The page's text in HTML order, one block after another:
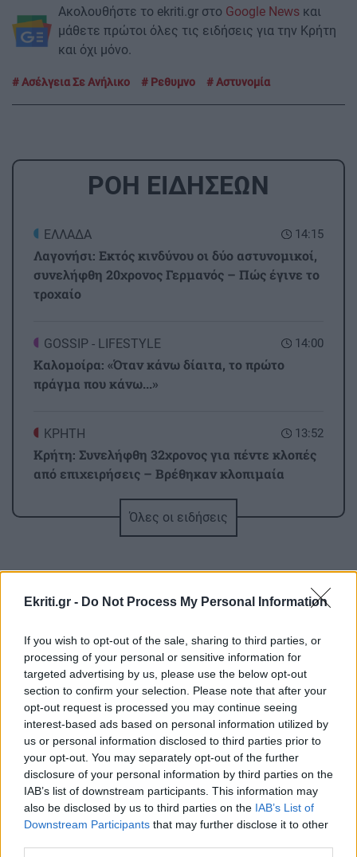
Ekriti.gr - Do Not Process My Personal Information
If you wish to opt-out of the sale, sharing to third parties, or
processing of your personal or sensitive information for
targeted advertising by us, please use the below opt-out
section to confirm your selection. Please note that after your
opt-out request is processed you may continue seeing
interest-based ads based on personal information utilized by
us or personal information disclosed to third parties prior to
your opt-out. You may separately opt-out of the further
disclosure of your personal information by third parties on the
IAB’s list of downstream participants. This information may
also be disclosed by us to third parties on the IAB’s List of
Downstream Participants that may further disclose it to other
Ακολουθήστε το ekriti.gr στο Google News και
μάθετε πρώτοι όλες τις ειδήσεις για την Κρήτη
και όχι μόνο.
Ασέλγεια Σε Ανήλικο Ρεθυμνο Αστυνομία
ΡΟΗ ΕΙΔΗΣΕΩΝ
14:15
ΕΛΛΑΔΑ
Λαγονήσι: Εκτός κινδύνου οι δύο αστυνομικοί,
συνελήφθη 20χρονος Γερμανός – Πώς έγινε το
τροχαίο
14:00
GOSSIP - LIFESTYLE
Καλομοίρα: «Όταν κάνω δίαιτα, το πρώτο
πράγμα που κάνω...»
13:52
ΚΡΗΤΗ
Κρήτη: Συνελήφθη 32χρονος για πέντε κλοπές
από επιχειρήσεις – Βρέθηκαν κλοπιμαία
ΕΛΛΑΔΑ
Σκύλος ή Γάτα: Ποιο κατοικίδιο «συμφέρει»
περισσότερο την τσέπη σου το 2026;
13:23
ΚΡΗΤΗ
Σε πύρινο συναγερμό η χώρα - Στο «κόκκινο» ο
κίνδυνος πυρκαγιάς στην Κρήτη με ριπές
ανέμων έως 110 χλμ./ώρα
13:14
ΚΡΗΤΗ
Τραγωδία στα Μάλια: Ανασύρθηκε νεκρός από
Όλες οι ειδήσεις
ΠΕΡΙΣΣΟΤΕΡΑ
ΕΛΛΑΔΑ
Λαγονήσι: Εκτός κινδύνου οι δύο
αστυνομικοί, συνελήφθη 20χρονος
Γερμανός – Πώς έγινε το τροχαίο